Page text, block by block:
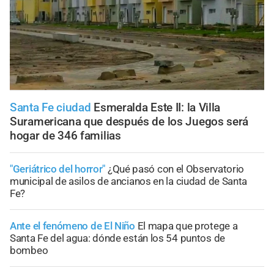
Santa Fe ciudad Esmeralda Este II: la Villa
Suramericana que después de los Juegos será
hogar de 346 familias
"Geriátrico del horror" ¿Qué pasó con el Observatorio
municipal de asilos de ancianos en la ciudad de Santa
Fe?
Ante el fenómeno de El Niño El mapa que protege a
Santa Fe del agua: dónde están los 54 puntos de
bombeo